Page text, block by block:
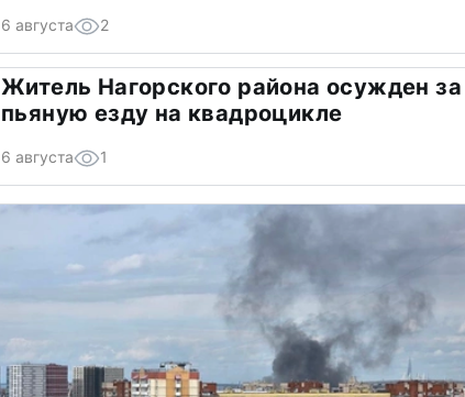
6 августа 2
Житель Нагорского района осужден за
пьяную езду на квадроцикле
6 августа 1